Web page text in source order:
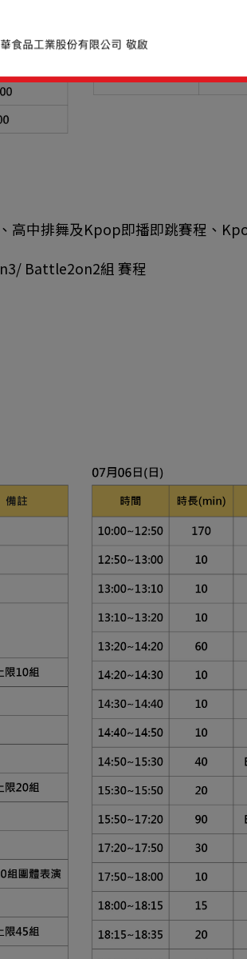
高中排舞及Kpop即播即跳賽程、
Battle2on2組 賽程